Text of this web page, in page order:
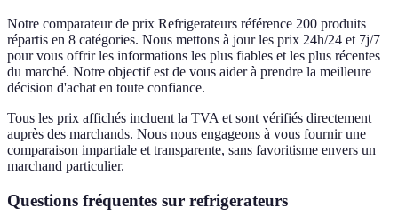
Notre comparateur de prix Refrigerateurs référence 200 produits
répartis en 8 catégories. Nous mettons à jour les prix 24h/24 et 7j/7
pour vous offrir les informations les plus fiables et les plus récentes
du marché. Notre objectif est de vous aider à prendre la meilleure
décision d'achat en toute confiance.
Tous les prix affichés incluent la TVA et sont vérifiés directement
auprès des marchands. Nous nous engageons à vous fournir une
comparaison impartiale et transparente, sans favoritisme envers un
marchand particulier.
Questions fréquentes sur refrigerateurs